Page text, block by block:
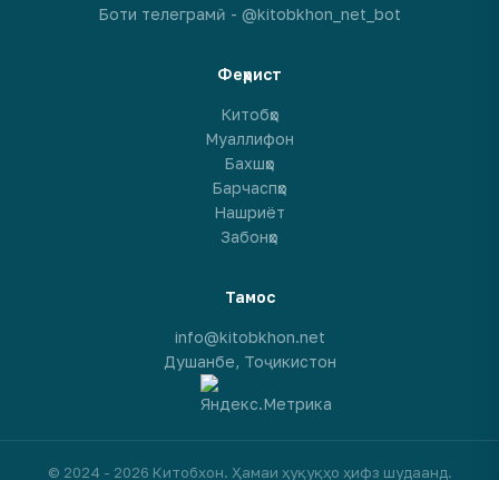
Боти телеграмӣ - @kitobkhon_net_bot
Феҳрист
Китобҳо
Муаллифон
Бахшҳо
Барчаспҳо
Нашриёт
Забонҳо
Тамос
info@kitobkhon.net
Душанбе, Тоҷикистон
© 2024 - 2026 Китобхон. Ҳамаи ҳуқуқҳо ҳифз шудаанд.